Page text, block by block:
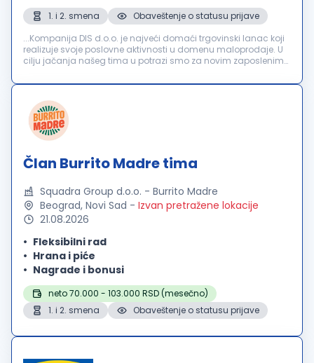
1. i 2. smena
Obaveštenje o statusu prijave
...Kompanija DIS d.o.o. je najveći domaći trgovinski lanac koji
realizuje svoje poslovne aktivnosti u domenu maloprodaje. U
cilju jačanja našeg tima u potrazi smo za novim zaposlenima
Član Burrito Madre tima
Squadra Group d.o.o. - Burrito Madre
Beograd, Novi Sad - Izvan pretražene lokacije
21.08.2026
Fleksibilni rad
Hrana i piće
Nagrade i bonusi
neto 70.000 - 103.000 RSD (mesečno)
1. i 2. smena
Obaveštenje o statusu prijave